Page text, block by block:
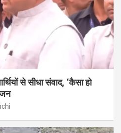
से सीधा संवाद, ‘कैसा हो